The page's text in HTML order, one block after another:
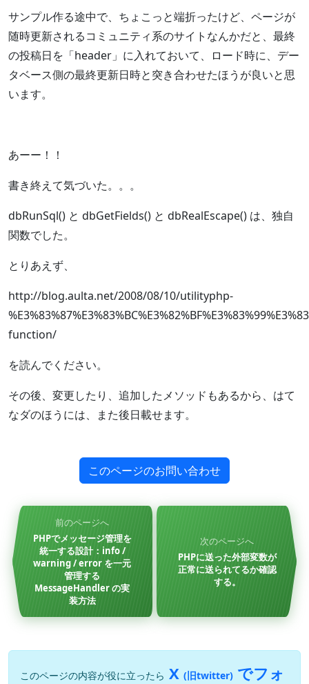
サンプル作る途中で、ちょこっと端折ったけど、ページが
随時更新されるコミュニティ系のサイトなんかだと、最終
の投稿日を「header」に入れておいて、ロード時に、デー
タベース側の最終更新日時と突き合わせたほうが良いと思
います。
あーー！！
書き終えて気づいた。。。
dbRunSql() と dbGetFields() と dbRealEscape() は、独自
関数でした。
とりあえず、
http://blog.aulta.net/2008/08/10/utilityphp-
function/
を読んでください。
その後、変更したり、追加したメソッドもあるから、はて
なダのほうには、また後日載せます。
このページのお問い合わせ
前のページへ
PHPでメッセージ管理を
統一する設計：info /
warning / error を一元
管理する
MessageHandler の実
装方法
次のページへ
PHPに送った外部変数が
正常に送られてるか確認
する。
このページの内容が役に立ったら X (旧twitter) でフォ